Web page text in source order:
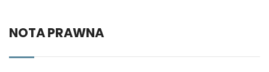
NOTA PRAWNA